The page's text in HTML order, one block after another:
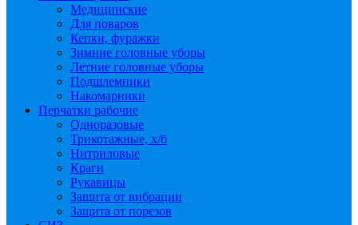
Медицинские
Для поваров
Кепки, фуражки
Зимние головные уборы
Летние головные уборы
Подшлемники
Накомарники
Перчатки рабочие
Одноразовые
Трикотажные, х/б
Нитриловые
Краги
Рукавицы
Защита от вибрации
Защита от порезов